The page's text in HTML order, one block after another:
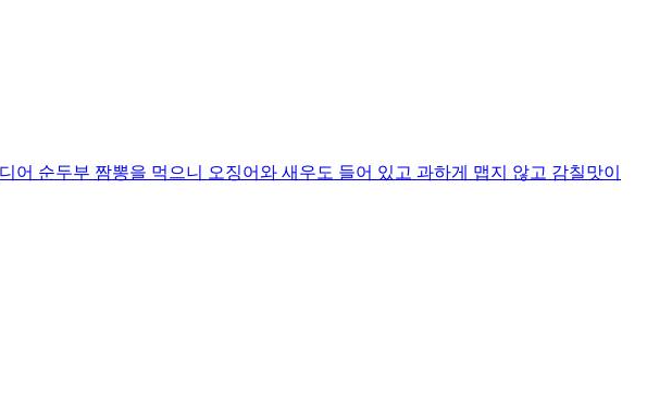
순두부 짬뽕을 먹으니 오징어와 새우도 들어 있고 과하게 맵지 않고 감칠맛이